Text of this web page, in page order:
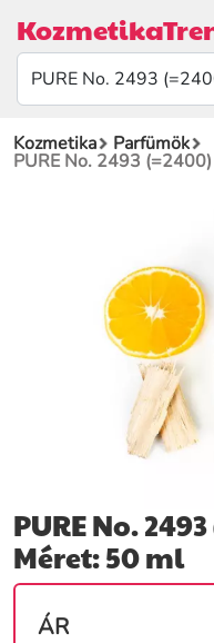
Kozmetika Parfümök
PURE No. 2493
PURE No.
Méret: 50 ml
ÁR